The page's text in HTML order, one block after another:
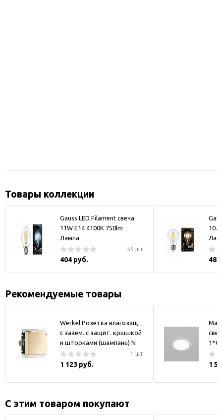
Товары коллекции
Gauss LED Filament свеча
11W E14 4100K 750lm
Лампа
55 шт
404 руб.
Рекомендуемые товары
Werkel Розетка влагозащ.
с зазем. с защит. крышкой
и шторками (шампань) N
1 шт
1 123 руб. 1
С этим товаром покупают